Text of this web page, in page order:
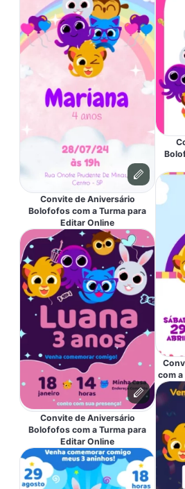
Convite de Aniversário
Bolofofos com a Turma para
Editar Online
Convite de Aniversário
Bolofofos com a Turma para
Editar Online
com a